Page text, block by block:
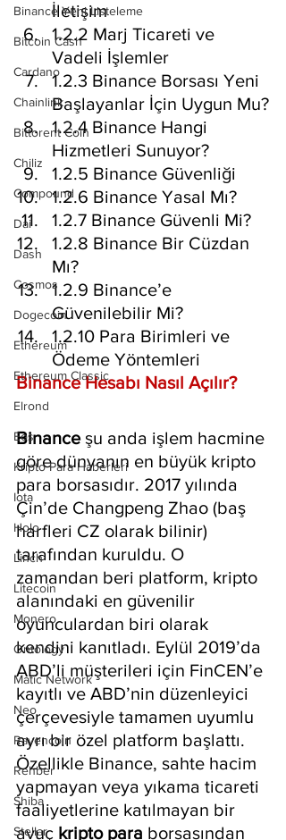
Binance Yeni Listeleme
Bitcoin Cash
Cardano
Chainlink
Bittorent Coin
Chiliz
Compound
Dai
Dash
Cosmos
Dogecoin
Ethereum
Ethereum Classic
Elrond
Eos
Kripto Para Haberleri
Iota
Holo
Linch
Litecoin
Monero
Ontology
Matic Network
Neo
Ravencoin
Rehber
Shiba
Stellar
İletişim
1.2.2 Marj Ticareti ve
Vadeli İşlemler
1.2.3 Binance Borsası Yeni
Başlayanlar İçin Uygun Mu?
1.2.4 Binance Hangi
Hizmetleri Sunuyor?
1.2.5 Binance Güvenliği
1.2.6 Binance Yasal Mı?
1.2.7 Binance Güvenli Mi?
1.2.8 Binance Bir Cüzdan
Mı?
1.2.9 Binance’e
Güvenilebilir Mi?
1.2.10 Para Birimleri ve
Ödeme Yöntemleri
Binance Hesabı Nasıl Açılır?
Binance şu anda işlem hacmine
göre dünyanın en büyük kripto
para borsasıdır. 2017 yılında
Çin’de Changpeng Zhao (baş
harfleri CZ olarak bilinir)
tarafından kuruldu. O
zamandan beri platform, kripto
alanındaki en güvenilir
oyunculardan biri olarak
kendini kanıtladı. Eylül 2019’da
ABD’li müşterileri için FinCEN’e
kayıtlı ve ABD’nin düzenleyici
çerçevesiyle tamamen uyumlu
ayrı bir özel platform başlattı.
Özellikle Binance, sahte hacim
yapmayan veya yıkama ticareti
faaliyetlerine katılmayan bir
avuç kripto para borsasından